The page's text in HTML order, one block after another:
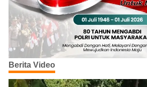
Berita Video